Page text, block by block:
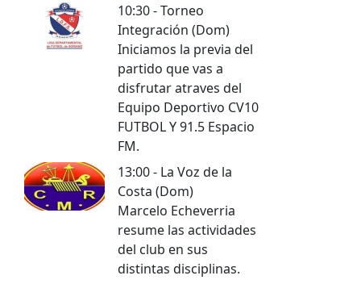
10:30 - Torneo
Integración (Dom)
Iniciamos la previa del
partido que vas a
disfrutar atraves del
Equipo Deportivo CV10
FUTBOL Y 91.5 Espacio
FM.
13:00 - La Voz de la
Costa (Dom)
Marcelo Echeverria
resume las actividades
del club en sus
distintas disciplinas.